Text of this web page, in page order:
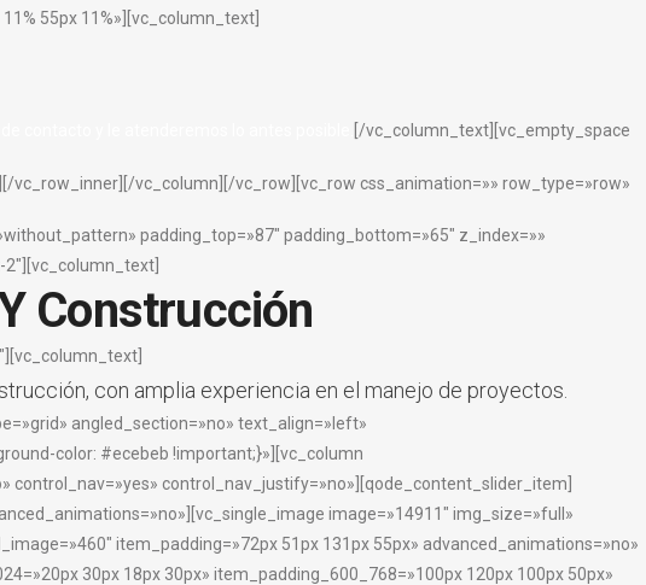
55px 11%»][vc_column_text]
[/vc_column_text][vc_empty_space
vc_column][/vc_row][vc_row css_animation=»» row_type=»row»
padding_top=»87″ padding_bottom=»65″ z_index=»»
Construcción
con amplia experiencia en el manejo de proyectos.
angled_section=»no» text_align=»left»
color: #ecebeb !important;}»][vc_column
control_nav_justify=»no»][qode_content_slider_item]
image=»14911″ img_size=»full»
item_padding=»72px 51px 131px 55px» advanced_animations=»no»
30px 18px 30px» item_padding_600_768=»100px 120px 100px 50px»